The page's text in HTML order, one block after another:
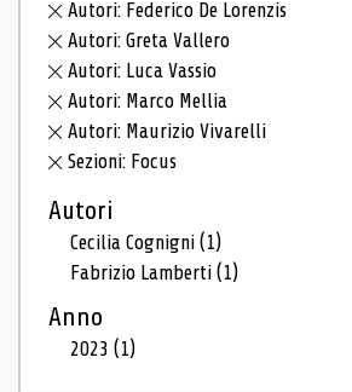
Autori: Federico De Lorenzis
Autori: Greta Vallero
Autori: Luca Vassio
Autori: Marco Mellia
Autori: Maurizio Vivarelli
Sezioni: Focus
Autori
Cecilia Cognigni(1)
Fabrizio Lamberti(1)
Anno
2023(1)